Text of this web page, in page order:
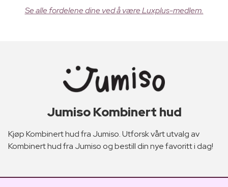
Se alle fordelene dine ved å være Luxplus-medlem.
Jumiso Kombinert hud
Kjøp Kombinert hud fra Jumiso. Utforsk vårt utvalg av
Kombinert hud fra Jumiso og bestill din nye favoritt i dag!